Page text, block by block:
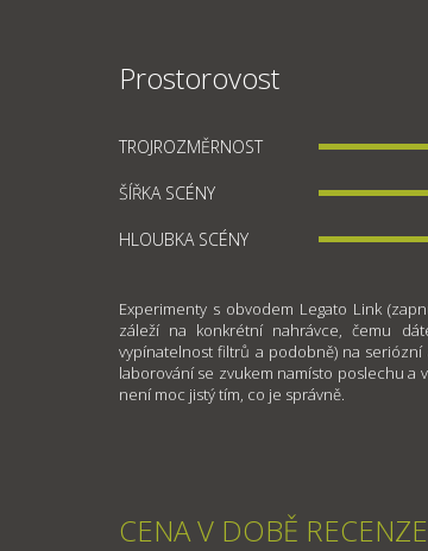
Prostorovost
TROJROZMĚRNOST
ŠÍŘKA SCÉNY
HLOUBKA SCÉNY
Experimenty s obvodem Legato Link
záleží na konkrétní nahrávce, čemu
vypínatelnost filtrů a podobně) na
laborování se zvukem namísto poslechu a
není moc jistý tím, co je správně.
CENA V DOBĚ